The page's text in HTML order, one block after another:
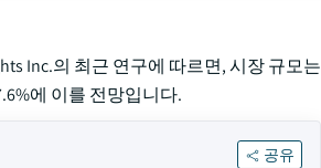
Inc.의 최근 연구에 따르면, 시장 규모는
에 이를 전망입니다.
공유